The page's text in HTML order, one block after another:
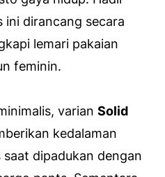
ini dirancang secara
lemari pakaian
feminin.
varian Solid
kedalaman
dipadukan dengan